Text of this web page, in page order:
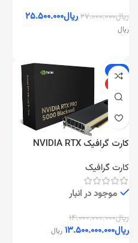
ریال۲۷.۰۰۰.۰۰۰ریال۲۵.۵۰۰.۰۰۰
ریال
-۴%
کارت گرافیک NVIDIA RTX
کارت گرافیک
موجود در انبار
ریال۱۴.۰۰۰.۰۰۰.۰۰۰
ریال۱۳.۵۰۰.۰۰۰.۰۰۰ ریال